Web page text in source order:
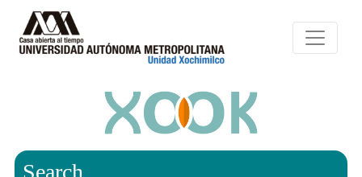
Search